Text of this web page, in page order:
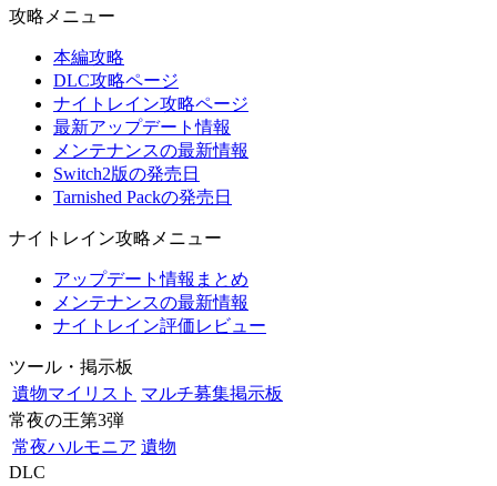
攻略メニュー
本編攻略
DLC攻略ページ
ナイトレイン攻略ページ
最新アップデート情報
メンテナンスの最新情報
Switch2版の発売日
Tarnished Packの発売日
ナイトレイン攻略メニュー
アップデート情報まとめ
メンテナンスの最新情報
ナイトレイン評価レビュー
ツール・掲示板
遺物マイリスト マルチ募集掲示板
常夜の王第3弾
常夜ハルモニア 遺物
DLC